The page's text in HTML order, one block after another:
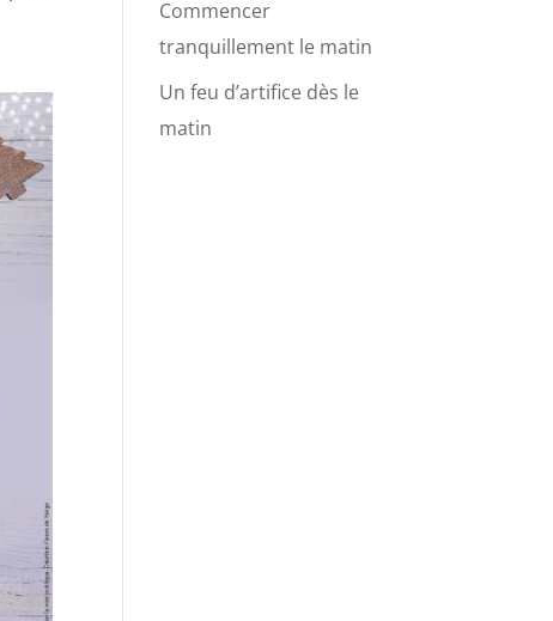
Commencer
tranquillement le matin
Un feu d’artifice dès le
matin